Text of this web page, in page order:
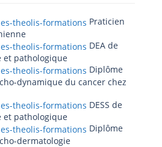
Praticien
DEA de
et pathologique
Diplôme
dynamique du cancer chez
DESS de
et pathologique
Diplôme
dermatologie